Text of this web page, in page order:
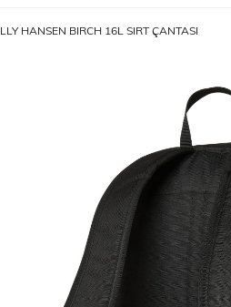
HANSEN BIRCH 16L SIRT ÇANTASI